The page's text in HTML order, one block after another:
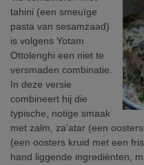
tahini (een smeuïge
pasta van sesamzaad)
is volgens Yotam
Ottolenghi een niet te
versmaden combinatie.
In deze versie
combineert hij die
typische, notige smaak
met zalm, za'atar (een
(een oosters kruid met een
hand liggende ingrediënten,